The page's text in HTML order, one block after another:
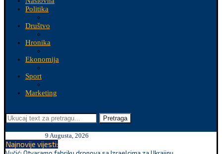
Politika
Društvo
Hronika
Ekonomija
Sport
Marketing
Pretraga
9 Augusta, 2026
Najnovije vijesti: